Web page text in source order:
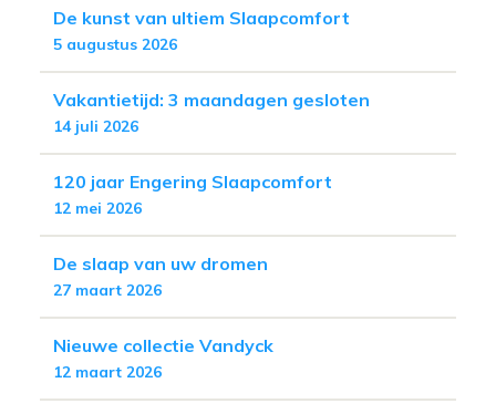
De kunst van ultiem Slaapcomfort
5 augustus 2026
Vakantietijd: 3 maandagen gesloten
14 juli 2026
120 jaar Engering Slaapcomfort
12 mei 2026
De slaap van uw dromen
27 maart 2026
Nieuwe collectie Vandyck
12 maart 2026